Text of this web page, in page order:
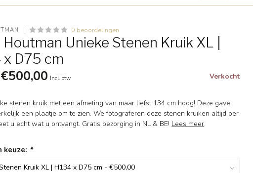
0 beoordelingen
Houtman Unieke Stenen Kruik XL |
x D75 cm
€500,00 Incl. btw Verkocht
stenen kruik met een afmeting van maar liefst 134 cm hoog! Deze gave
een plaatje om te zien. We fotograferen deze stenen kruiken altijd per
u echt wat u ontvangt. Gratis bezorging in NL & BE! Lees meer.
keuze: *